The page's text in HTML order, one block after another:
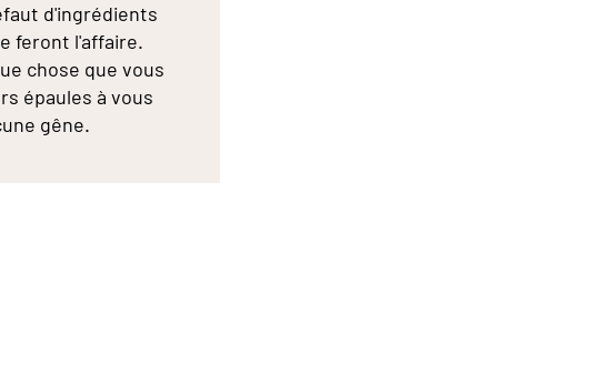
d'ingrédients
feront l'affaire.
chose que vous
épaules à vous
gêne.